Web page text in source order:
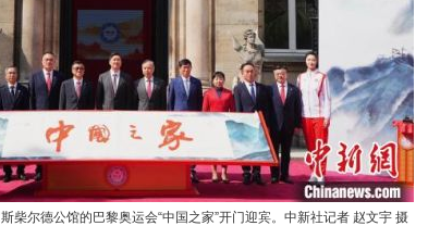
柴尔德公馆的巴黎奥运会“中国之家”开门迎宾。中新社记者 赵文宇 摄